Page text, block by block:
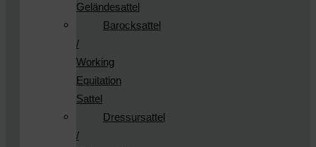
Geländesattel
Barocksattel
/
Working
Equitation
Sattel
Dressursattel
/